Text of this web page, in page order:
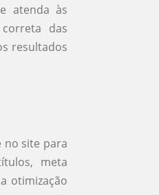
atenda às
das
resultados
no site para
meta
otimização